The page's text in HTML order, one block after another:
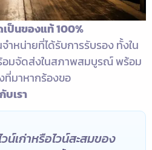
เป็นของแท้ 100%
ำหน่ายที่ได้รับการรับรอง ทั้งใน
อมจัดส่งในสภาพสมบูรณ์ พร้อม
มาหากร้องขอ
บเรา
เก่าหรือไวน์สะสมของ